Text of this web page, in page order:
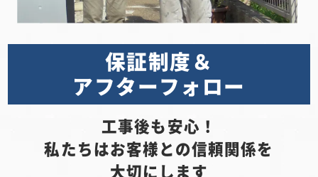
保証制度＆
アフターフォロー
工事後も安心！
私たちはお客様との信頼関係を
大切にします